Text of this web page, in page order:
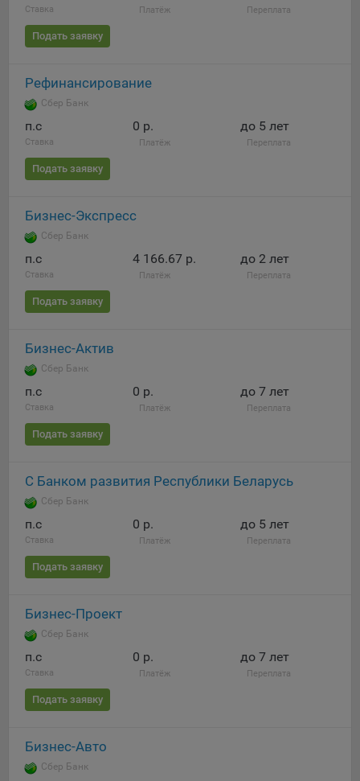
Ставка Платёж Переплата
Подать заявку
Рефинансирование
Сбер Банк
п.c
Ставка
0 р.
Платёж
до 5 лет
Переплата
Подать заявку
Бизнес-Экспресс
Сбер Банк
п.c
Ставка
4 166.67 р.
Платёж
до 2 лет
Переплата
Подать заявку
Бизнес-Актив
Сбер Банк
п.c
Ставка
0 р.
Платёж
до 7 лет
Переплата
Подать заявку
С Банком развития Республики Беларусь
Сбер Банк
п.c
Ставка
0 р.
Платёж
до 5 лет
Переплата
Подать заявку
Бизнес-Проект
Сбер Банк
п.c
Ставка
0 р.
Платёж
до 7 лет
Переплата
Подать заявку
Бизнес-Авто
Сбер Банк